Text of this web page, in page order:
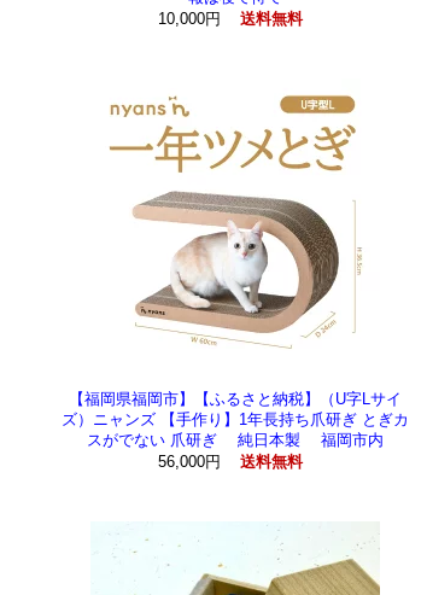
10,000円
送料無料
【福岡県福岡市】【ふるさと納税】（U字Lサイ
ズ）ニャンズ 【手作り】1年長持ち爪研ぎ とぎカ
スがでない 爪研ぎ 純日本製 福岡市内
56,000円
送料無料